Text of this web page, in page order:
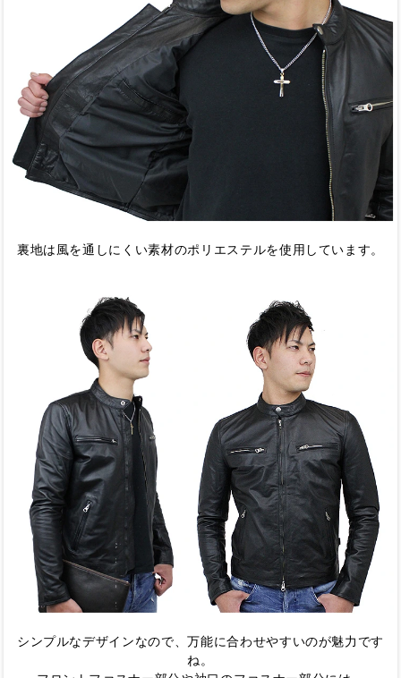
裏地は風を通しにくい素材のポリエステルを使用しています。
シンプルなデザインなので、万能に合わせやすいのが魅力です
ね。